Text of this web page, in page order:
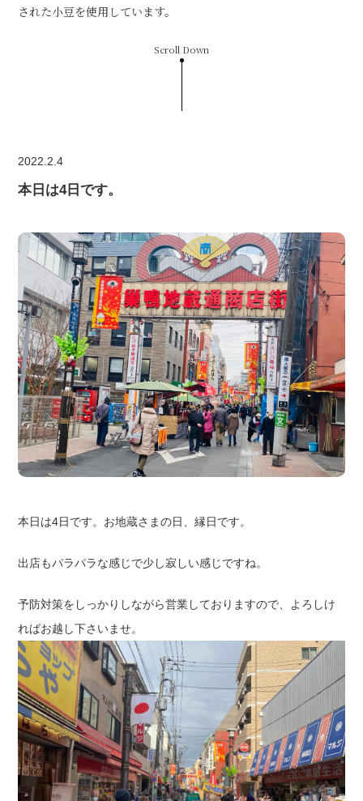
された小豆を使用しています。
Scroll Down
2022.2.4
本日は4日です。
本日は4日です。お地蔵さまの日、縁日です。
出店もパラパラな感じで少し寂しい感じですね。
予防対策をしっかりしながら営業しておりますので、よろしけ
ればお越し下さいませ。